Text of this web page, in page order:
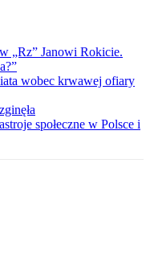
„Rz” Janowi Rokicie.
wobec krwawej ofiary
społeczne w Polsce i